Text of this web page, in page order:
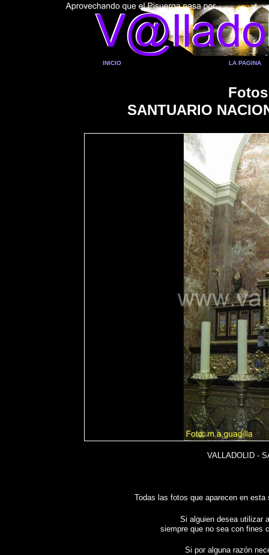
INICIO LA PAGINA
SANTUARIO
VALLADOLID -
Todas las fotos que aparecen en esta
Si alguien desea utilizar
siempre que no sea con fines
Si por alguna razón